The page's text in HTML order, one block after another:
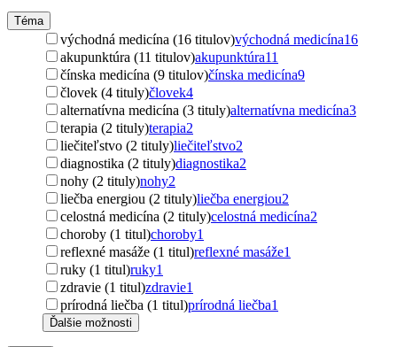
Téma
východná medicína (16 titulov)východná medicína16
akupunktúra (11 titulov)akupunktúra11
čínska medicína (9 titulov)čínska medicína9
človek (4 tituly)človek4
alternatívna medicína (3 tituly)alternatívna medicína3
terapia (2 tituly)terapia2
liečiteľstvo (2 tituly)liečiteľstvo2
diagnostika (2 tituly)diagnostika2
nohy (2 tituly)nohy2
liečba energiou (2 tituly)liečba energiou2
celostná medicína (2 tituly)celostná medicína2
choroby (1 titul)choroby1
reflexné masáže (1 titul)reflexné masáže1
ruky (1 titul)ruky1
zdravie (1 titul)zdravie1
prírodná liečba (1 titul)prírodná liečba1
Ďalšie možnosti